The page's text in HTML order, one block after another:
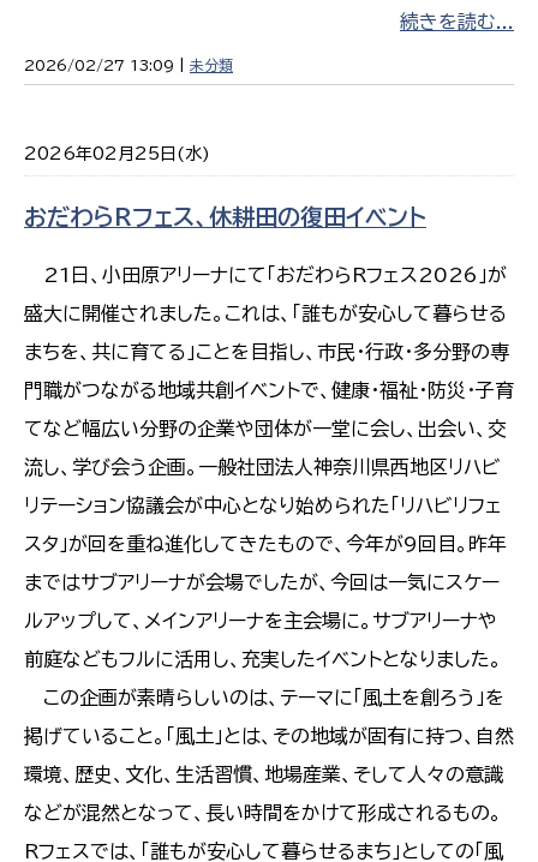
続きを読む...
2026/02/27 13:09 | 未分類
2026年02月25日(水)
おだわらRフェス、休耕田の復田イベント
21日、小田原アリーナにて「おだわらRフェス2026」が
盛大に開催されました。これは、「誰もが安心して暮らせる
まちを、共に育てる」ことを目指し、市民・行政・多分野の専
門職がつながる地域共創イベントで、健康・福祉・防災・子育
てなど幅広い分野の企業や団体が一堂に会し、出会い、交
流し、学び会う企画。一般社団法人神奈川県西地区リハビ
リテーション協議会が中心となり始められた「リハビリフェ
スタ」が回を重ね進化してきたもので、今年が9回目。昨年
まではサブアリーナが会場でしたが、今回は一気にスケー
ルアップして、メインアリーナを主会場に。サブアリーナや
前庭などもフルに活用し、充実したイベントとなりました。
この企画が素晴らしいのは、テーマに「風土を創ろう」を
掲げていること。「風土」とは、その地域が固有に持つ、自然
環境、歴史、文化、生活習慣、地場産業、そして人々の意識
などが混然となって、長い時間をかけて形成されるもの。
Rフェスでは、「誰もが安心して暮らせるまち」としての「風